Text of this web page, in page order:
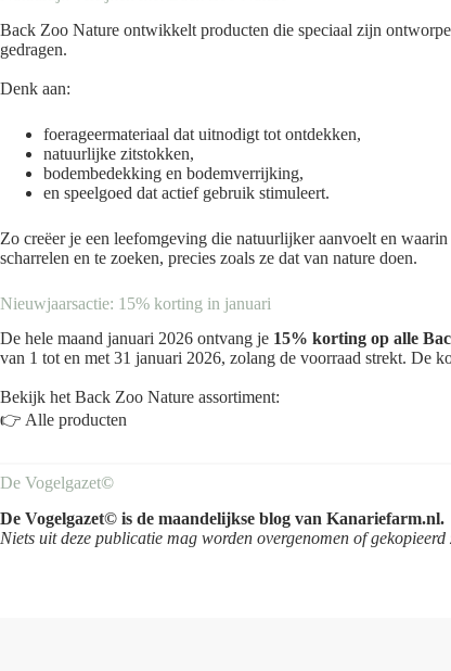
Back Zoo Nature ontwikkelt producten die speciaal zijn
gedragen.
Denk aan:
foerageermateriaal dat uitnodigt tot ontdekken,
natuurlijke zitstokken,
bodembedekking en bodemverrijking,
en speelgoed dat actief gebruik stimuleert.
Zo creëer je een leefomgeving die natuurlijker aanvoelt en
scharrelen en te zoeken, precies zoals ze dat van nature doen.
Nieuwjaarsactie: 15% korting in januari
De hele maand januari 2026 ontvang je 15% korting op alle
van 1 tot en met 31 januari 2026, zolang de voorraad strekt. De
Bekijk het Back Zoo Nature assortiment:
👉 Alle producten
De Vogelgazet©
De Vogelgazet© is de maandelijkse blog van Kanariefarm.nl.
Niets uit deze publicatie mag worden overgenomen of